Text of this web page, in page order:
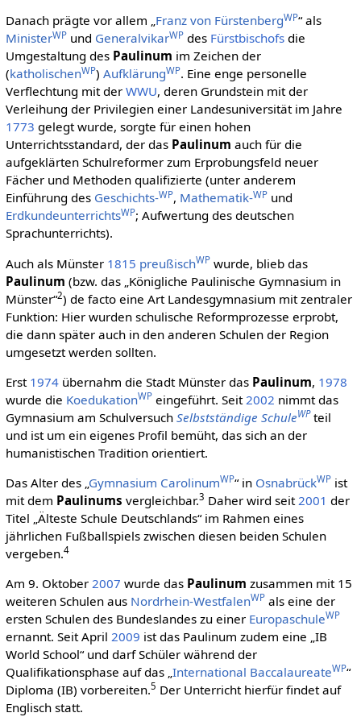
Danach prägte vor allem „Franz von FürstenbergWP“ als
MinisterWPund GeneralvikarWPdes Fürstbischofsdie
Umgestaltung des Paulinum im Zeichen der
(katholischenWP) AufklärungWP. Eine enge personelle
Verflechtung mit der WWU, deren Grundstein mit der
Verleihung der Privilegien einer Landesuniversität im Jahre
1773 gelegt wurde, sorgte für einen hohen
Unterrichtsstandard, der das Paulinum auch für die
aufgeklärten Schulreformer zum Erprobungsfeld neuer
Fächer und Methoden qualifizierte (unter anderem
Einführung des Geschichts-WP, Mathematik-WPund
ErdkundeunterrichtsWP; Aufwertung des deutschen
Sprachunterrichts).
Auch als Münster 1815 preußischWPwurde, blieb das
Paulinum (bzw. das „Königliche Paulinische Gymnasium in
Münster“2) de facto eine Art Landesgymnasium mit zentraler
Funktion: Hier wurden schulische Reformprozesse erprobt,
die dann später auch in den anderen Schulen der Region
umgesetzt werden sollten.
Erst 1974übernahm die Stadt Münster das Paulinum, 1978
wurde die KoedukationWPeingeführt. Seit 2002 nimmt das
Gymnasium am Schulversuch Selbstständige SchuleWPteil
und ist um ein eigenes Profil bemüht, das sich an der
humanistischen Tradition orientiert.
Das Alter des „ Gymnasium CarolinumWP“ in OsnabrückWPist
mit dem Paulinums vergleichbar.3 Daher wird seit 2001 der
Titel „Älteste Schule Deutschlands“ im Rahmen eines
jährlichen Fußballspiels zwischen diesen beiden Schulen
vergeben.4
Am 9. Oktober 2007 wurde das Paulinum zusammen mit 15
weiteren Schulen aus Nordrhein-WestfalenWPals eine der
ersten Schulen des Bundeslandes zu einer EuropaschuleWP
ernannt. Seit April 2009 ist das Paulinum zudem eine „IB
World School“ und darf Schüler während der
Qualifikationsphase auf das „International BaccalaureateWP“
Diploma (IB) vorbereiten.5 Der Unterricht hierfür findet auf
Englisch statt.